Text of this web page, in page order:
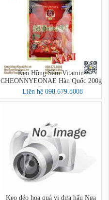
Kẹo Hồng Sâm Vitamin
CHEONNYEONAE Hàn Quốc 200g
- 고려홍삼비타민캔디
Liên hệ 098.679.8008
Kẹo dẻo hoa quả vị dưa hấu Nga